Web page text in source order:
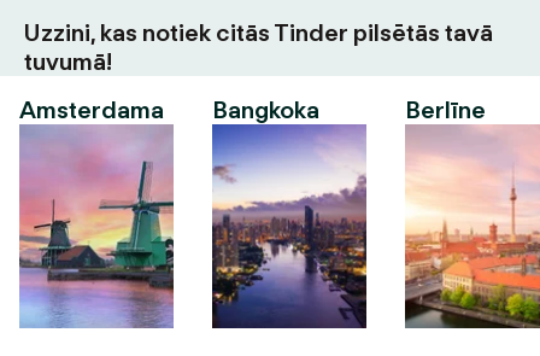
Uzzini, kas notiek citās Tinder pilsētās tavā
tuvumā!
Amsterdama
Bangkoka Berlīne